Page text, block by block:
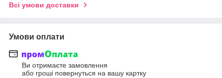
Всі умови доставки
Умови оплати
Ви отримаєте замовлення
або гроші повернуться на вашу картку